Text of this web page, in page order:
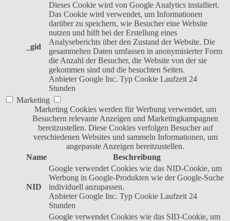
_gid
Dieses Cookie wird von Google Analytics installiert.
Das Cookie wird verwendet, um Informationen
darüber zu speichern, wie Besucher eine Website
nutzen und hilft bei der Erstellung eines
Analyseberichts über den Zustand der Website. Die
gesammelten Daten umfassen in anonymisierter Form
die Anzahl der Besucher, die Website von der sie
gekommen sind und die besuchten Seiten.
Anbieter Google Inc. Typ Cookie Laufzeit 24
Stunden
Marketing
Marketing Cookies werden für Werbung verwendet, um
Besuchern relevante Anzeigen und Marketingkampagnen
bereitzustellen. Diese Cookies verfolgen Besucher auf
verschiedenen Websites und sammeln Informationen, um
angepasste Anzeigen bereitzustellen.
Name
Beschreibung
NID
Google verwendet Cookies wie das NID-Cookie, um
Werbung in Google-Produkten wie der Google-Suche
individuell anzupassen.
Anbieter Google Inc. Typ Cookie Laufzeit 24
Stunden
Google verwendet Cookies wie das SID-Cookie, um